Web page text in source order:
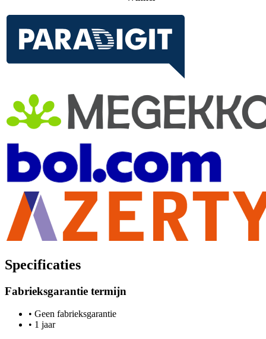
Specificaties
Fabrieksgarantie termijn
• Geen fabrieksgarantie
• 1 jaar